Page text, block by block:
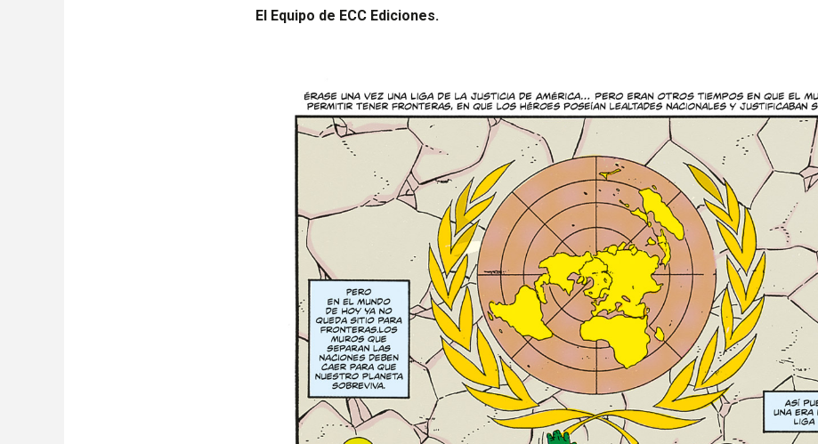
El Equipo de ECC Ediciones.